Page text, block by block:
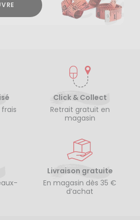
Click & Collect
Retrait gratuit en
magasin
Livraison gratuite
En magasin dès 35 €
d’achat